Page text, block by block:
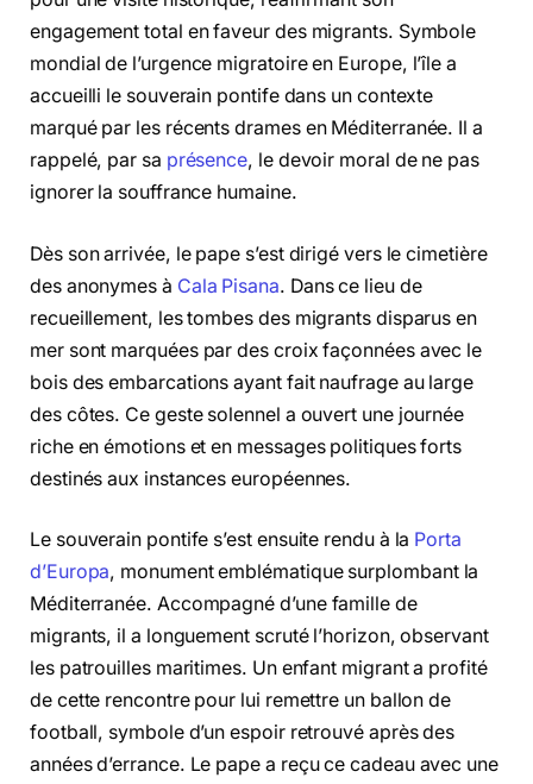
engagement total en faveur des migrants. Symbole
mondial de l’urgence migratoire en Europe, l’île a
accueilli le souverain pontife dans un contexte
marqué par les récents drames en Méditerranée. Il a
rappelé, par sa présence, le devoir moral de ne pas
ignorer la souffrance humaine.
Dès son arrivée, le pape s’est dirigé vers le cimetière
des anonymes à Cala Pisana. Dans ce lieu de
recueillement, les tombes des migrants disparus en
mer sont marquées par des croix façonnées avec le
bois des embarcations ayant fait naufrage au large
des côtes. Ce geste solennel a ouvert une journée
riche en émotions et en messages politiques forts
destinés aux instances européennes.
Le souverain pontife s’est ensuite rendu à la Porta
d’Europa, monument emblématique surplombant la
Méditerranée. Accompagné d’une famille de
migrants, il a longuement scruté l’horizon, observant
les patrouilles maritimes. Un enfant migrant a profité
de cette rencontre pour lui remettre un ballon de
football, symbole d’un espoir retrouvé après des
années d’errance. Le pape a reçu ce cadeau avec une